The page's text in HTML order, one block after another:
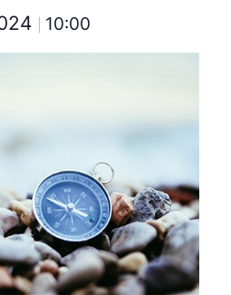
10:00